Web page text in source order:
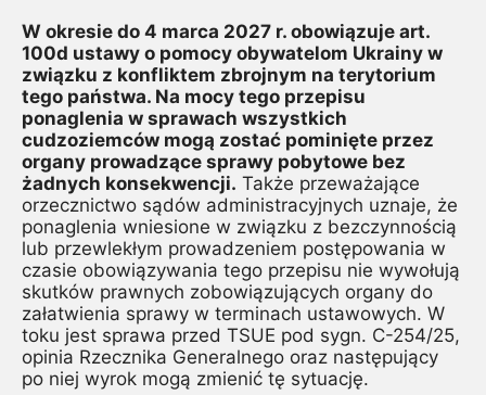
W okresie do 4 marca 2027 r. obowiązuje art.
100d ustawy o pomocy obywatelom Ukrainy w
związku z konfliktem zbrojnym na terytorium
tego państwa. Na mocy tego przepisu
ponaglenia w sprawach wszystkich
cudzoziemców mogą zostać pominięte przez
organy prowadzące sprawy pobytowe bez
żadnych konsekwencji. Także przeważające
orzecznictwo sądów administracyjnych uznaje, że
ponaglenia wniesione w związku z bezczynnością
lub przewlekłym prowadzeniem postępowania w
czasie obowiązywania tego przepisu nie wywołują
skutków prawnych zobowiązujących organy do
załatwienia sprawy w terminach ustawowych. W
toku jest sprawa przed TSUE pod sygn. C-254/25,
opinia Rzecznika Generalnego oraz następujący
po niej wyrok mogą zmienić tę sytuację.